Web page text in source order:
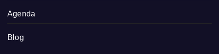
Agenda
Blog